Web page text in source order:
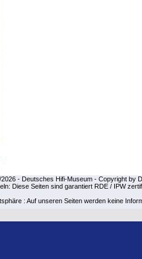
- Deutsches Hifi-Museum - Copyright by
Diese Seiten sind garantiert RDE / IPW
: Auf unseren Seiten werden keine